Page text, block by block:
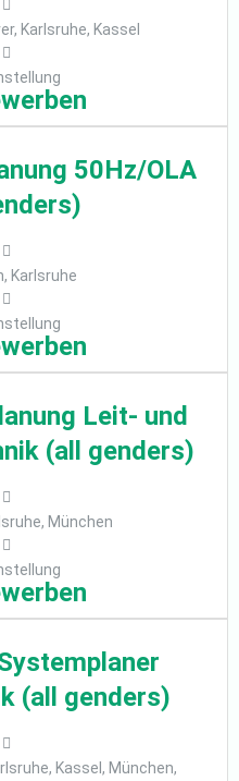
Karlsruhe, Kassel
50Hz/OLA
Karlsruhe
Leit- und
(all genders)
München
(all genders)
Kassel, München,